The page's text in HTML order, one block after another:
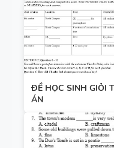
ĐỀ HỌC SINH GIỎI
ÁN